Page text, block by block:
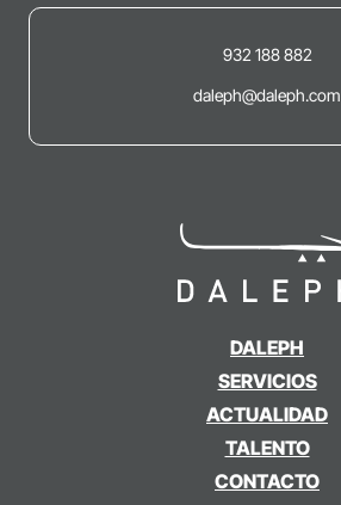
DALEPH
SERVICIOS
ACTUALIDAD
TALENTO
CONTACTO
932 188 882
daleph@daleph.com